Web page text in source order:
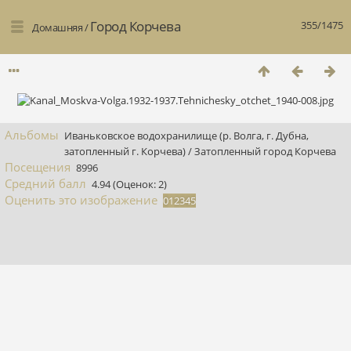
355/1475
Домашняя/Город Корчева
Альбомы Иваньковское водохранилище (р. Волга, г. Дубна,
затопленный г. Корчева)/Затопленный город Корчева
Посещения 8996
Средний балл 4.94(Оценок: 2)
Оценить это изображение